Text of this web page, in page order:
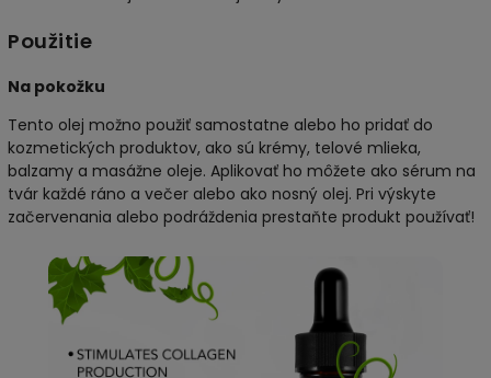
Použitie
Na pokožku
Tento olej možno použiť samostatne alebo ho pridať do
kozmetických produktov, ako sú krémy, telové mlieka,
balzamy a masážne oleje. Aplikovať ho môžete ako sérum na
tvár každé ráno a večer alebo ako nosný olej. Pri výskyte
začervenania alebo podráždenia prestaňte produkt používať!